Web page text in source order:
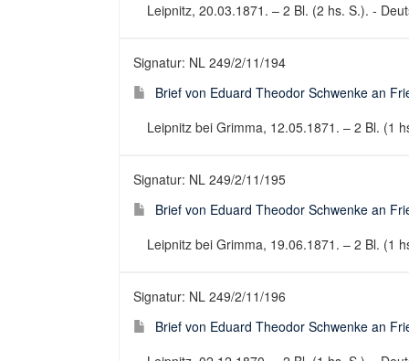
Leipnitz, 20.03.1871. – 2 Bl. (2 hs. S.). -
Signatur: NL 249/2/11/194
Brief von Eduard Theodor Schwenke an
Leipnitz bei Grimma, 12.05.1871. – 2 Bl. (1
Signatur: NL 249/2/11/195
Brief von Eduard Theodor Schwenke an
Leipnitz bei Grimma, 19.06.1871. – 2 Bl. (1
Signatur: NL 249/2/11/196
Brief von Eduard Theodor Schwenke an